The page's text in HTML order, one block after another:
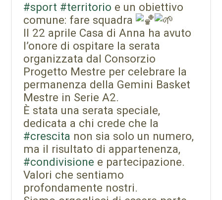
#sport #territorio e un obiettivo
comune: fare squadra
Il 22 aprile Casa di Anna ha avuto
l’onore di ospitare la serata
organizzata dal Consorzio
Progetto Mestre per celebrare la
permanenza della Gemini Basket
Mestre in Serie A2.
È stata una serata speciale,
dedicata a chi crede che la
#crescita non sia solo un numero,
ma il risultato di appartenenza,
#condivisione e partecipazione.
Valori che sentiamo
profondamente nostri.